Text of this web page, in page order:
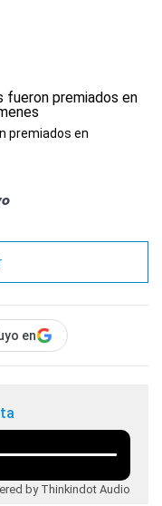
premiados en
en
by Thinkindot Audio